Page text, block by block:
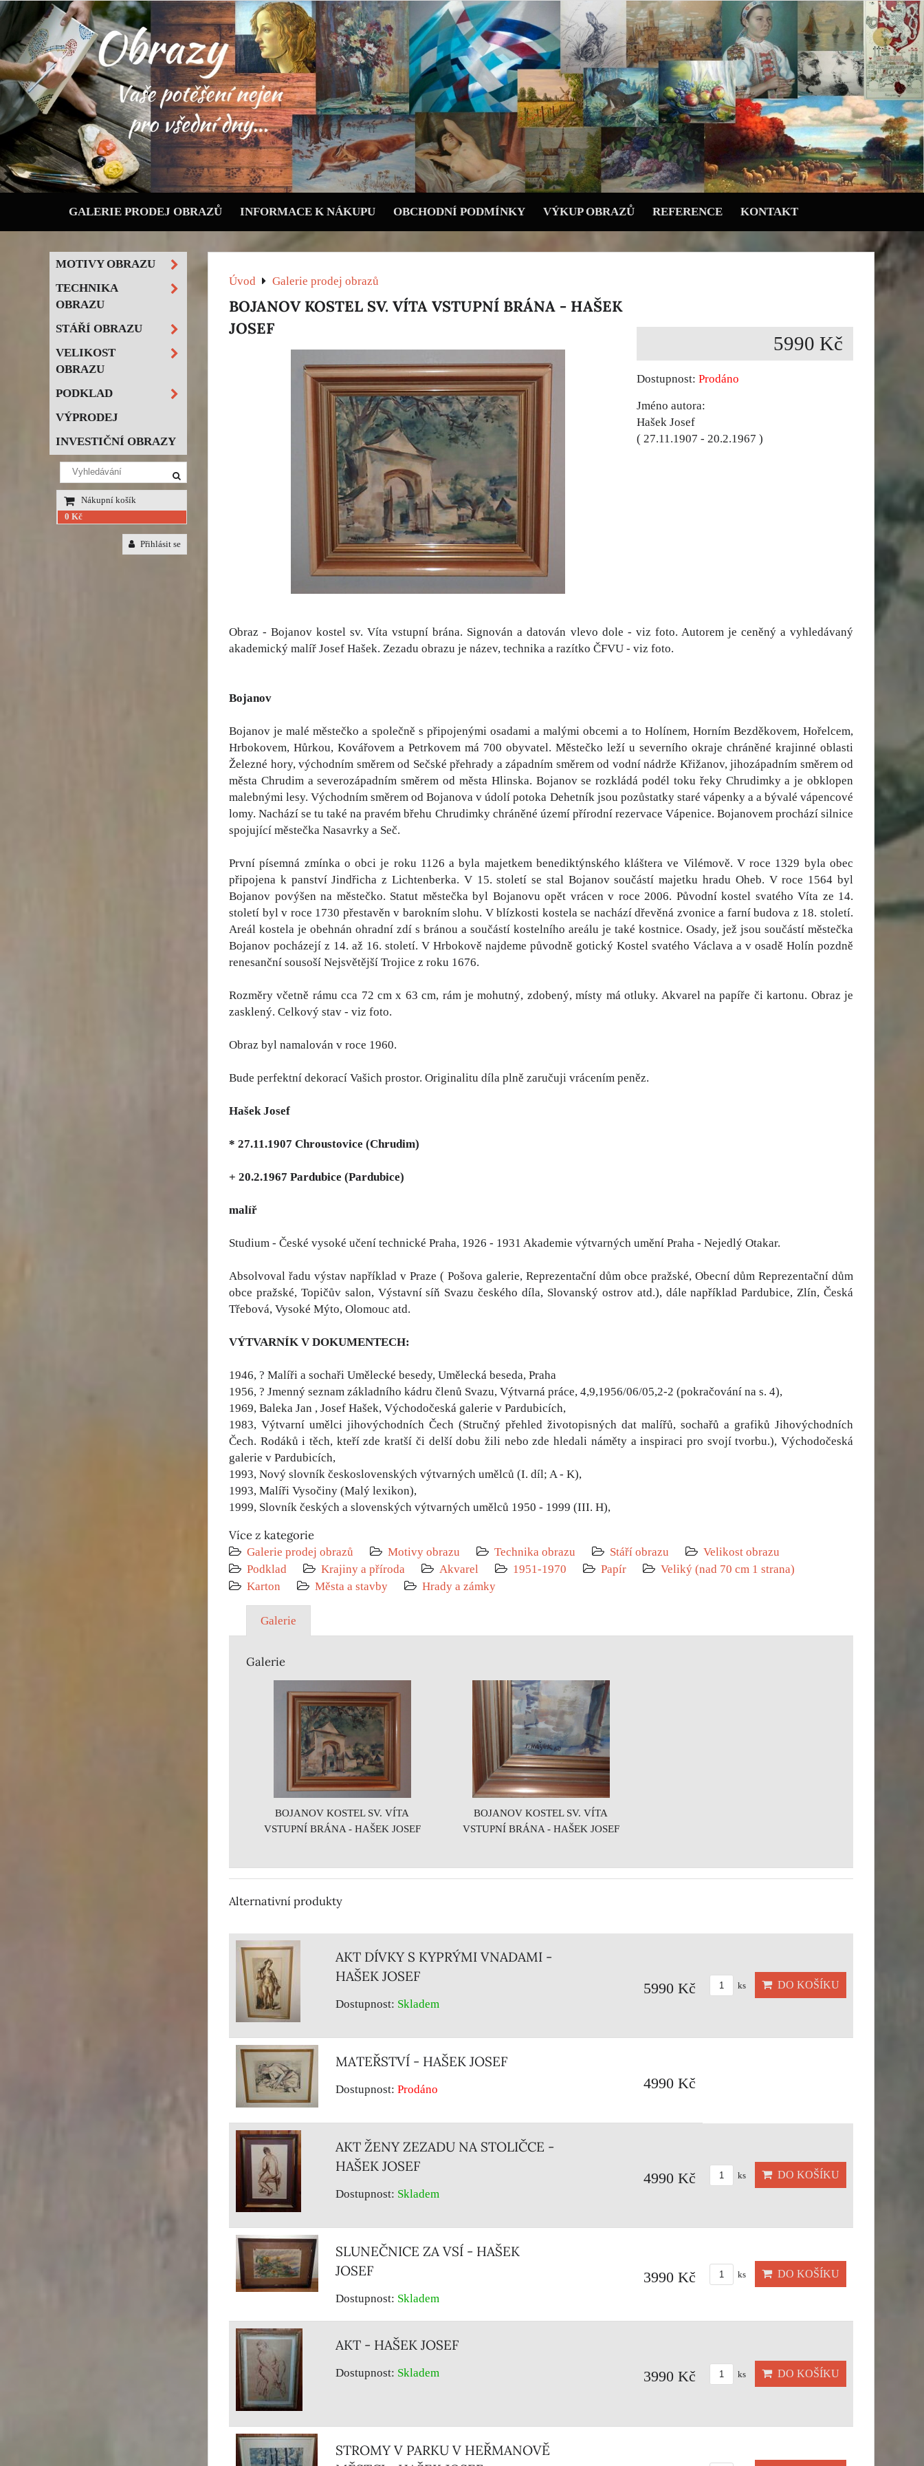
GALERIE PRODEJ OBRAZŮ INFORMACE K NÁKUPU OBCHODNÍ PODMÍNKY VÝKUP OBRAZŮ REFERENCE KONTAKT
Úvod Galerie prodej obrazů
BOJANOV KOSTEL SV. VÍTA VSTUPNÍ BRÁNA - HAŠEK
JOSEF
5990 Kč
Dostupnost: Prodáno
Jméno autora:
Hašek Josef
( 27.11.1907 - 20.2.1967 )
Obraz - Bojanov kostel sv. Víta vstupní brána. Signován a datován vlevo dole - viz foto. Autorem je ceněný a vyhledávaný
akademický malíř Josef Hašek. Zezadu obrazu je název, technika a razítko ČFVU - viz foto.
Bojanov
Bojanov je malé městečko a společně s připojenými osadami a malými obcemi a to Holínem, Horním Bezděkovem, Hořelcem,
Hrbokovem, Hůrkou, Kovářovem a Petrkovem má 700 obyvatel. Městečko leží u severního okraje chráněné krajinné oblasti
Železné hory, východním směrem od Sečské přehrady a západním směrem od vodní nádrže Křižanov, jihozápadním směrem od
města Chrudim a severozápadním směrem od města Hlinska. Bojanov se rozkládá podél toku řeky Chrudimky a je obklopen
malebnými lesy. Východním směrem od Bojanova v údolí potoka Dehetník jsou pozůstatky staré vápenky a a bývalé vápencové
lomy. Nachází se tu také na pravém břehu Chrudimky chráněné území přírodní rezervace Vápenice. Bojanovem prochází silnice
spojující městečka Nasavrky a Seč.
První písemná zmínka o obci je roku 1126 a byla majetkem benediktýnského kláštera ve Vilémově. V roce 1329 byla obec
připojena k panství Jindřicha z Lichtenberka. V 15. století se stal Bojanov součástí majetku hradu Oheb. V roce 1564 byl
Bojanov povýšen na městečko. Statut městečka byl Bojanovu opět vrácen v roce 2006. Původní kostel svatého Víta ze 14.
století byl v roce 1730 přestavěn v barokním slohu. V blízkosti kostela se nachází dřevěná zvonice a farní budova z 18. století.
Areál kostela je obehnán ohradní zdí s bránou a součástí kostelního areálu je také kostnice. Osady, jež jsou součástí městečka
Bojanov pocházejí z 14. až 16. století. V Hrbokově najdeme původně gotický Kostel svatého Václava a v osadě Holín pozdně
renesanční sousoší Nejsvětější Trojice z roku 1676.
Rozměry včetně rámu cca 72 cm x 63 cm, rám je mohutný, zdobený, místy má otluky. Akvarel na papíře či kartonu. Obraz je
zasklený. Celkový stav - viz foto.
Obraz byl namalován v roce 1960.
Bude perfektní dekorací Vašich prostor. Originalitu díla plně zaručuji vrácením peněz.
Hašek Josef
* 27.11.1907 Chroustovice (Chrudim)
+ 20.2.1967 Pardubice (Pardubice)
malíř
Studium - České vysoké učení technické Praha, 1926 - 1931 Akademie výtvarných umění Praha - Nejedlý Otakar.
Absolvoval řadu výstav například v Praze ( Pošova galerie, Reprezentační dům obce pražské, Obecní dům Reprezentační dům
obce pražské, Topičův salon, Výstavní síň Svazu českého díla, Slovanský ostrov atd.), dále například Pardubice, Zlín, Česká
Třebová, Vysoké Mýto, Olomouc atd.
VÝTVARNÍK V DOKUMENTECH:
1946, ? Malíři a sochaři Umělecké besedy, Umělecká beseda, Praha
1956, ? Jmenný seznam základního kádru členů Svazu, Výtvarná práce, 4,9,1956/06/05,2-2 (pokračování na s. 4),
1969, Baleka Jan , Josef Hašek, Východočeská galerie v Pardubicích,
1983, Výtvarní umělci jihovýchodních Čech (Stručný přehled životopisných dat malířů, sochařů a grafiků Jihovýchodních
Čech. Rodáků i těch, kteří zde kratší či delší dobu žili nebo zde hledali náměty a inspiraci pro svojí tvorbu.), Východočeská
galerie v Pardubicích,
1993, Nový slovník československých výtvarných umělců (I. díl; A - K),
1993, Malíři Vysočiny (Malý lexikon),
1999, Slovník českých a slovenských výtvarných umělců 1950 - 1999 (III. H),
Více z kategorie
Galerie prodej obrazů Motivy obrazu Technika obrazu Stáří obrazu
Velikost obrazu
Podklad
Krajiny a příroda Akvarel 1951-1970 Papír
Veliký (nad 70 cm 1 strana)
Karton
Města a stavby Hrady a zámky
Galerie
Galerie
BOJANOV KOSTEL SV. VÍTA
VSTUPNÍ BRÁNA - HAŠEK JOSEF
BOJANOV KOSTEL SV. VÍTA
VSTUPNÍ BRÁNA - HAŠEK JOSEF
Alternativní produkty
AKT DÍVKY S KYPRÝMI VNADAMI -
HAŠEK JOSEF
Dostupnost: Skladem
5990 Kč ks DO KOŠÍKU
MATEŘSTVÍ - HAŠEK JOSEF
Dostupnost: Prodáno 4990 Kč
AKT ŽENY ZEZADU NA STOLIČCE -
HAŠEK JOSEF
Dostupnost: Skladem
4990 Kč ks DO KOŠÍKU
SLUNEČNICE ZA VSÍ - HAŠEK
JOSEF
Dostupnost: Skladem
3990 Kč ks DO KOŠÍKU
AKT - HAŠEK JOSEF
Dostupnost: Skladem 3990 Kč ks DO KOŠÍKU
STROMY V PARKU V HEŘMANOVĚ
MOTIVY OBRAZU
TECHNIKA
OBRAZU
STÁŘÍ OBRAZU
VELIKOST
OBRAZU
PODKLAD
VÝPRODEJ
INVESTIČNÍ OBRAZY
Nákupní košík
0 Kč
Přihlásit se